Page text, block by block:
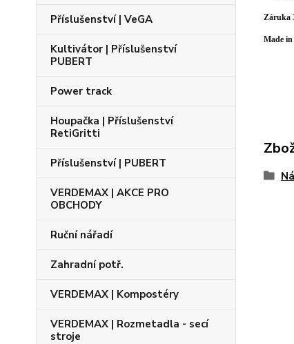
Příslušenství | VeGA
Kultivátor | Příslušenství
PUBERT
Power track
Houpačka | Příslušenství
RetiGritti
Příslušenství | PUBERT
VERDEMAX | AKCE PRO
OBCHODY
Ruční nářadí
Zahradní potř.
VERDEMAX | Kompostéry
VERDEMAX | Rozmetadla - secí
stroje
Záruka
Made